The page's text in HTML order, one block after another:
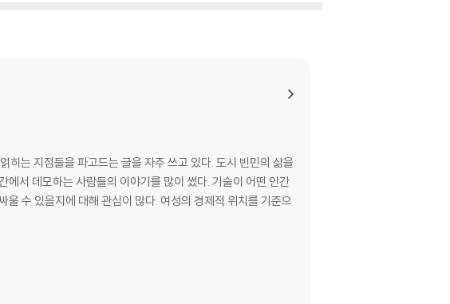
다 | 인터뷰) 팝아티스트 김태훈을 만나다 | 인터뷰) 사진작가 박
유들(2) | 숫자 뒤에 삶이 있어요: 우리 노동을 지배하는 은유들
며 | 돈벌이와 자아실현 사이 | 내가 나를 위해 쓰는 인생계획서 |
하고 우리에게 빛이 있다 | 인정 투쟁과 일못의 사회학 | 인터뷰)
는 지점들을 파고드는 글을 자주 쓰고 있다. 도시 빈민의 삶을
서 데모하는 사람들의 이야기를 많이 썼다. 기술이 어떤 인간
수 있을지에 대해 관심이 많다. 여성의 경제적 위치를 기준으